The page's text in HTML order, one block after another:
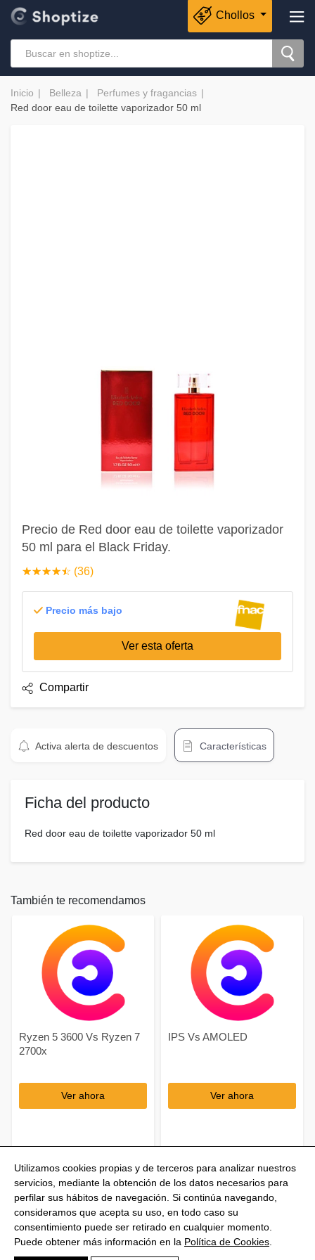
Chollos
Inicio Belleza
Perfumes y fragancias
Red door eau de toilette vaporizador 50 ml
Precio de Red door eau de toilette vaporizador
50 ml para el Black Friday.
☆☆☆☆☆
★★★★★ (36)
Precio más bajo
Ver esta oferta
Compartir
Activa alerta de descuentos Características
Ficha del producto
Red door eau de toilette vaporizador 50 ml
También te recomendamos
Ryzen 5 3600 Vs Ryzen 7
2700x
Ver ahora
IPS Vs AMOLED
Ver ahora
Utilizamos cookies propias y de terceros para analizar nuestros
servicios, mediante la obtención de los datos necesarios para
perfilar sus hábitos de navegación. Si continúa navegando,
consideramos que acepta su uso, en todo caso su
consentimiento puede ser retirado en cualquier momento.
Puede obtener más información en la Política de Cookies